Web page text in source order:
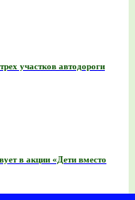
участков автодороги
в акции «Дети вместо